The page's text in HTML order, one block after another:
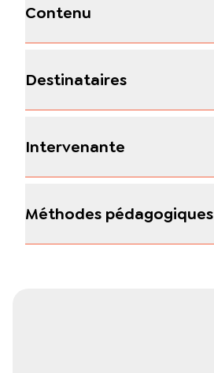
Contenu
Destinataires
Intervenante
Méthodes pédagogiques